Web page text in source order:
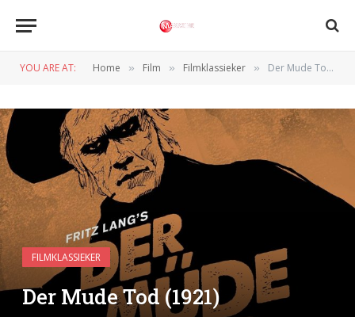
YOU ARE AT: Home » Film » Filmklassieker » Der Mude Tod (1921)
FILMKLASSIEKER
Der Mude Tod (1921)